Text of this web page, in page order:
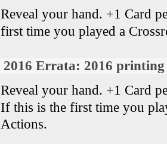
Reveal your hand. +1 Card
first time you played a
2016 Errata: 2016 printing
Reveal your hand. +1 Card
If this is the first time you
Actions.